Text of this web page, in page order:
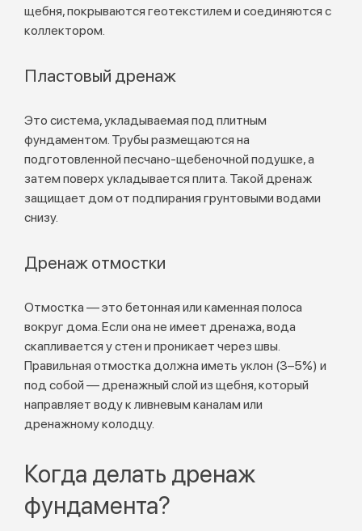
щебня, покрываются геотекстилем и соединяются с
коллектором.
Пластовый дренаж
Это система, укладываемая под плитным
фундаментом. Трубы размещаются на
подготовленной песчано-щебеночной подушке, а
затем поверх укладывается плита. Такой дренаж
защищает дом от подпирания грунтовыми водами
снизу.
Дренаж отмостки
Отмостка — это бетонная или каменная полоса
вокруг дома. Если она не имеет дренажа, вода
скапливается у стен и проникает через швы.
Правильная отмостка должна иметь уклон (3–5%) и
под собой — дренажный слой из щебня, который
направляет воду к ливневым каналам или
дренажному колодцу.
Когда делать дренаж
фундамента?